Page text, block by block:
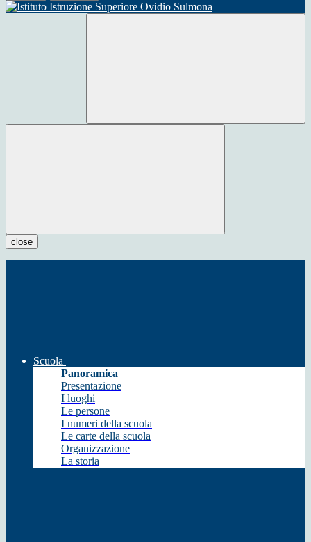
close
Scuola
Panoramica
Presentazione
I luoghi
Le persone
I numeri della scuola
Le carte della scuola
Organizzazione
La storia